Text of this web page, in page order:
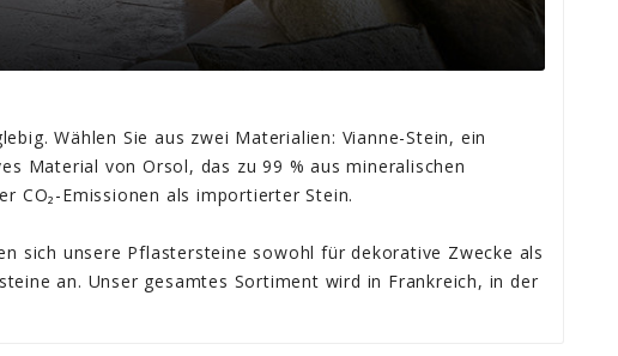
Wählen Sie aus zwei Materialien: Vianne-Stein, ein
Material von Orsol, das zu 99 % aus mineralischen
CO₂-Emissionen als importierter Stein.
sich unsere Pflastersteine ​​sowohl für dekorative Zwecke als
​​an. Unser gesamtes Sortiment wird in Frankreich, in der